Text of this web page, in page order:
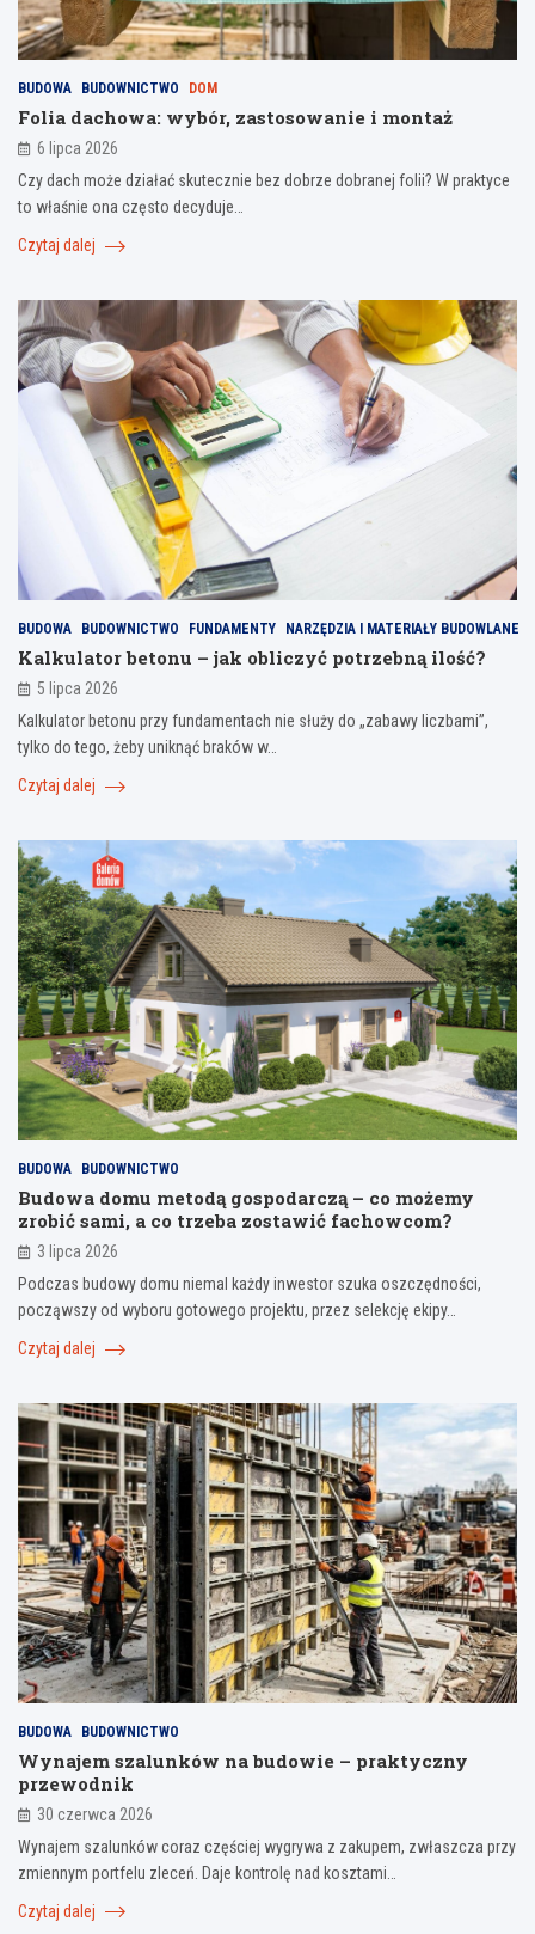
BUDOWA BUDOWNICTWO DOM
Folia dachowa: wybór, zastosowanie i montaż
6 lipca 2026
Czy dach może działać skutecznie bez dobrze dobranej folii? W praktyce
to właśnie ona często decyduje…
Czytaj dalej
BUDOWA BUDOWNICTWO FUNDAMENTY NARZĘDZIA I MATERIAŁY BUDOWLANE
Kalkulator betonu – jak obliczyć potrzebną ilość?
5 lipca 2026
Kalkulator betonu przy fundamentach nie służy do „zabawy liczbami”,
tylko do tego, żeby uniknąć braków w…
Czytaj dalej
BUDOWA BUDOWNICTWO
Budowa domu metodą gospodarczą – co możemy
zrobić sami, a co trzeba zostawić fachowcom?
3 lipca 2026
Podczas budowy domu niemal każdy inwestor szuka oszczędności,
począwszy od wyboru gotowego projektu, przez selekcję ekipy…
Czytaj dalej
BUDOWA BUDOWNICTWO
Wynajem szalunków na budowie – praktyczny
przewodnik
30 czerwca 2026
Wynajem szalunków coraz częściej wygrywa z zakupem, zwłaszcza przy
zmiennym portfelu zleceń. Daje kontrolę nad kosztami…
Czytaj dalej